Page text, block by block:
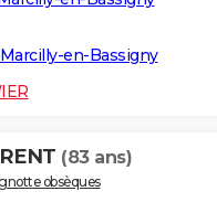
Marcilly-en-Bassigny
(83 ans)
obsèques